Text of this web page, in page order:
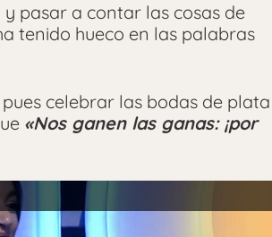
pasar a contar las cosas de
tenido hueco en las palabras
pues celebrar las bodas de plata
«Nos ganen las ganas: ¡por